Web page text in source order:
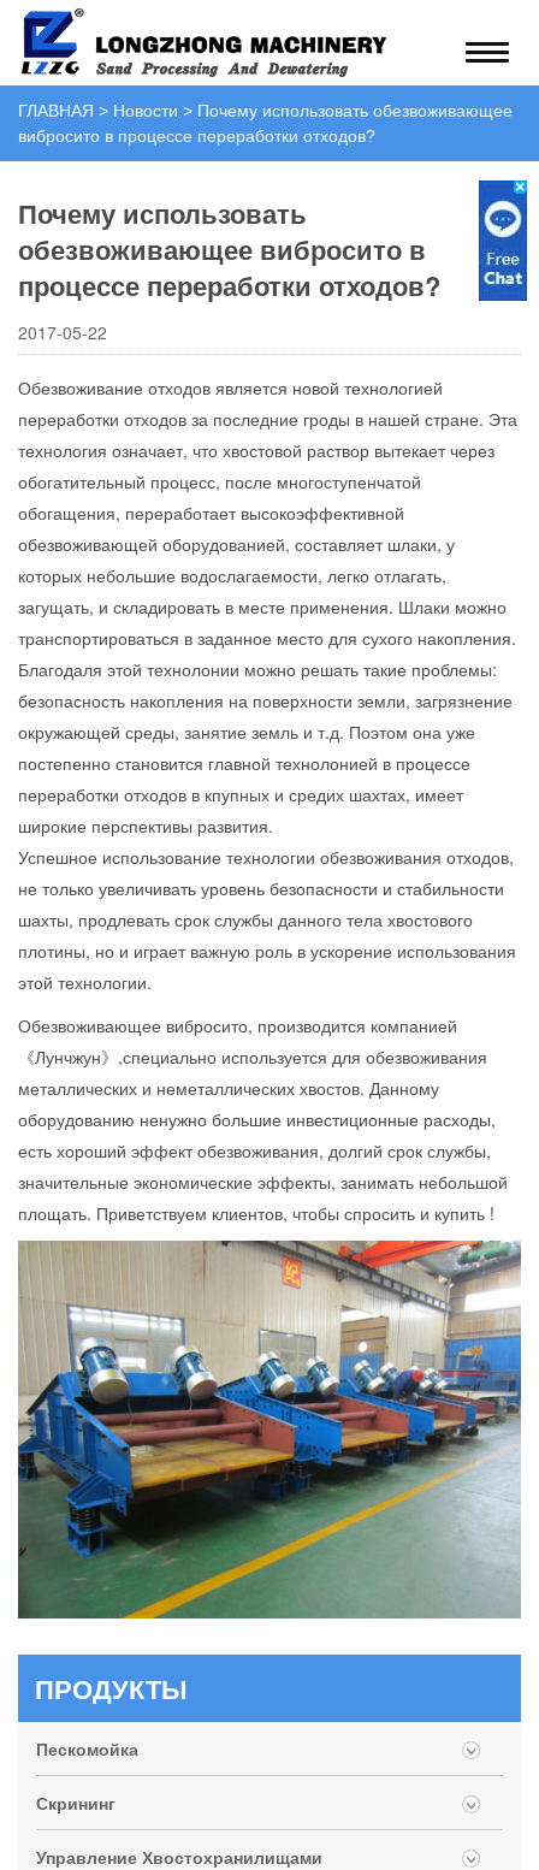
ГЛАВНАЯ > Новости > Почему использовать обезвоживающее
вибросито в процессе переработки отходов?
Почему использовать
обезвоживающее вибросито в
процессе переработки отходов?
2017-05-22
Обезвоживание отходов является новой технологией
переработки отходов за последние гроды в нашей стране. Эта
технология означает, что хвостовой раствор вытекает через
обогатительный процесс, после многоступенчатой
обогащения, переработает высокоэффективной
обезвоживающей оборудованией, составляет шлаки, у
которых небольшие водослагаемости, легко отлагать,
загущать, и складировать в месте применения. Шлаки можно
транспортироваться в заданное место для сухого накопления.
Благодаля этой технолонии можно решать такие проблемы:
безопасность накопления на поверхности земли, загрязнение
окружающей среды, занятие земль и т.д. Поэтом она уже
постепенно становится главной технолонией в процессе
переработки отходов в кпупных и средих шахтах, имеет
широкие перспективы развития.
Успешное использование технологии обезвоживания отходов,
не только увеличивать уровень безопасности и стабильности
шахты, продлевать срок службы данного тела хвостового
плотины, но и играет важную роль в ускорение использования
этой технологии.
Обезвоживающее вибросито, производится компанией
《Лунчжун》,специально используется для обезвоживания
металлических и неметаллических хвостов. Данному
оборудованию ненужно большие инвестиционные расходы,
есть хороший эффект обезвоживания, долгий срок службы,
значительные экономические эффекты, занимать небольшой
площать. Приветствуем клиентов, чтобы спросить и купить !
ПРОДУКТЫ
Пескомойка
Скрининг
Управление Хвостохранилищами